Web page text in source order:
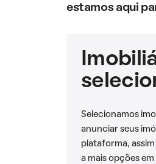
estamos aqui
Selecionamos
anunciar seus
plataforma,
a mais opções